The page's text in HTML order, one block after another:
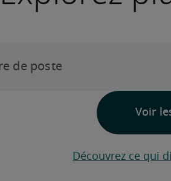
Découvrez ce qui